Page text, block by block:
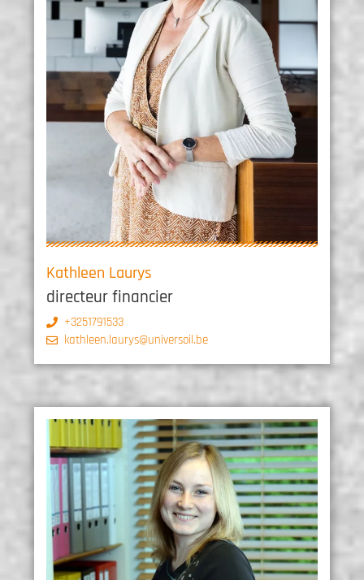
Kathleen Laurys
directeur financier
+3251791533
kathleen.laurys@universoil.be